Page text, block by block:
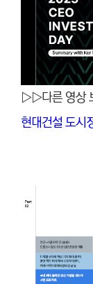
▷▷다른 영상
현대건설 도시